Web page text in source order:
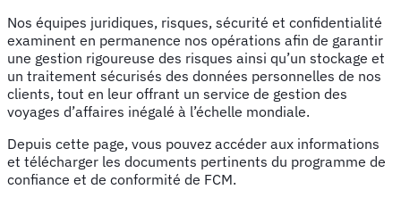
Nos équipes juridiques, risques, sécurité et confidentialité
examinent en permanence nos opérations afin de garantir
une gestion rigoureuse des risques ainsi qu’un stockage et
un traitement sécurisés des données personnelles de nos
clients, tout en leur offrant un service de gestion des
voyages d’affaires inégalé à l’échelle mondiale.
Depuis cette page, vous pouvez accéder aux informations
et télécharger les documents pertinents du programme de
confiance et de conformité de FCM.